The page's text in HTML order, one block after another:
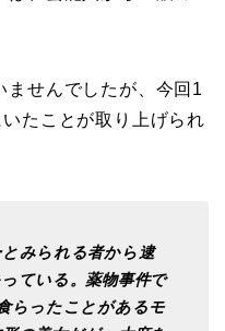
ませんでしたが、今回1
たことが取り上げられ
みられる者から逮
ている。薬物事件で
らったことがあるモ